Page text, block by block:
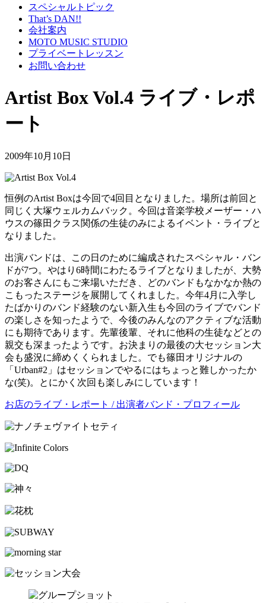
スペシャルトピック
That’s DAN!!
会社案内
MOTO MUSIC STUDIO
プライベートレッスン
お問い合わせ
Artist Box Vol.4 ライブ・レポ
ート
2009年10月10日
恒例のArtist Boxは今回で4回目となりました。場所は前回と
同じく大塚ウェルカムバック。今回は音楽学校メーザー・ハ
ウスの篠田クラス関係の生徒のみによるイベント・ライブと
なりました。
出演バンドは、この日のために編成されたスペシャル・バン
ドが7つ。やはり6時間にわたるライブとなりましたが、大勢
のお客さんにもご来場いただき、どのバンドもなかなか熱の
こもったステージを展開してくれました。今年4月に入学し
たばかりのバンド経験のない新入生も今回のライブでバンド
の楽しさを知ったようで、今後のみんなのアクティブな活動
にも期待であります。先輩後輩、それに他科の生徒などとの
親交も深まったようです。お決まりの最後の大セッション大
会も盛況に締めくくられました。でも篠田オリジナルの
「Urban#2」はセッションでやるにはちょっと難しかったか
な(笑)。とにかく次回も楽しみにしています！
お店のライブ・レポート / 出演者バンド・プロフィール